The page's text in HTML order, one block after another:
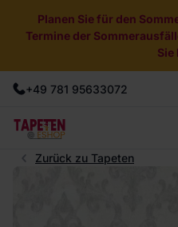
Planen Sie für den
Termine der
Sie
+49 781 95633072
Zurück zu Tapeten